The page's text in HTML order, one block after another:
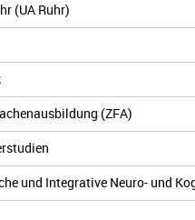
(UA Ruhr)
(ZFA)
und Integrative Neuro- und